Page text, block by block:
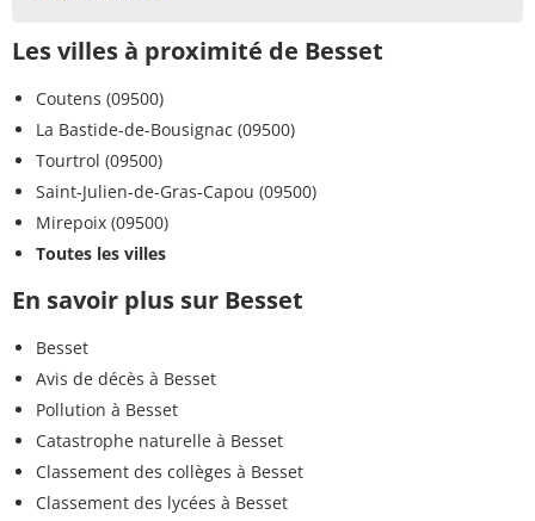
Les villes à proximité de Besset
Coutens (09500)
La Bastide-de-Bousignac (09500)
Tourtrol (09500)
Saint-Julien-de-Gras-Capou (09500)
Mirepoix (09500)
Toutes les villes
En savoir plus sur Besset
Besset
Avis de décès à Besset
Pollution à Besset
Catastrophe naturelle à Besset
Classement des collèges à Besset
Classement des lycées à Besset